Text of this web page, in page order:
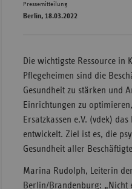
Pressemitteilung
Berlin, 18.03.2022
Die wichtigste Ressource in
Pflegeheimen sind die
Gesundheit zu stärken und
Einrichtungen zu
Ersatzkassen e.V. (vdek) das
entwickelt. Ziel ist es, die
Gesundheit aller
Marina Rudolph, Leiterin
Berlin/Brandenburg: „Nicht